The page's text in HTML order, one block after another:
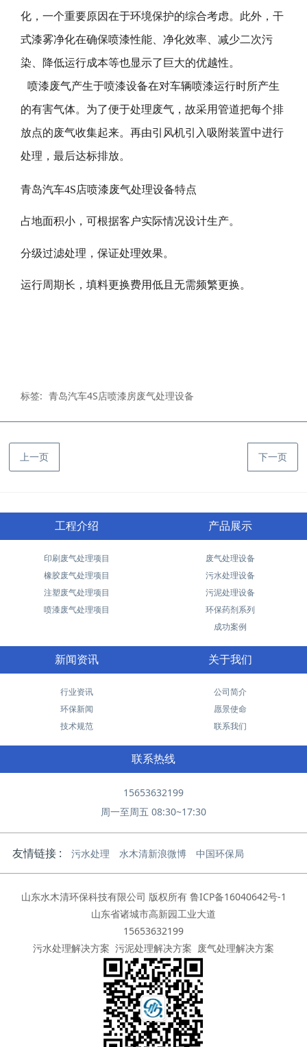
化，一个重要原因在于环境保护的综合考虑。此外，干
式漆雾净化在确保喷漆性能、净化效率、减少二次污
染、降低运行成本等也显示了巨大的优越性。
喷漆废气产生于喷漆设备在对车辆喷漆运行时所产生
的有害气体。为了便于处理废气，故采用管道把每个排
放点的废气收集起来。再由引风机引入吸附装置中进行
处理，最后达标排放。
青岛汽车4S店喷漆废气处理设备特点
占地面积小，可根据客户实际情况设计生产。
分级过滤处理，保证处理效果。
运行周期长，填料更换费用低且无需频繁更换。
标签: 青岛汽车4S店喷漆房废气处理设备
上一页 下一页
工程介绍
印刷废气处理项目
橡胶废气处理项目
注塑废气处理项目
喷漆废气处理项目
产品展示
废气处理设备
污水处理设备
污泥处理设备
环保药剂系列
成功案例
新闻资讯
行业资讯
环保新闻
技术规范
关于我们
公司简介
愿景使命
联系我们
联系热线
15653632199
周一至周五 08:30~17:30
友情链接 : 污水处理 水木清新浪微博 中国环保局
山东水木清环保科技有限公司 版权所有 鲁ICP备16040642号-1
山东省诸城市高新园工业大道
15653632199
污水处理解决方案 污泥处理解决方案 废气处理解决方案